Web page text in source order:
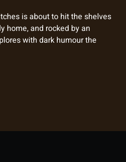
is about to hit the shelves
home, and rocked by an
with dark humour the